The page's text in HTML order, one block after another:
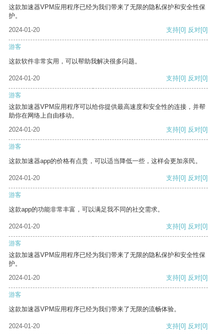
这款加速器VPM应用程序已经为我们带来了无限的隐私保护和安全性保
护。
2024-01-20
支持[0] 反对[0]
游客
这款软件非常实用，可以帮助我解决很多问题。
2024-01-20 支持[0] 反对[0]
游客
这款加速器VPM应用程序可以给你提供最高速度和安全性的连接，并帮
助你在网络上自由移动。
2024-01-20
支持[0] 反对[0]
游客
这款加速器app的价格有点贵，可以适当降低一些，这样会更加亲民。
2024-01-20 支持[0] 反对[0]
游客
这款app的功能非常丰富，可以满足我不同的社交需求。
2024-01-20 支持[0] 反对[0]
游客
这款加速器VPM应用程序已经为我们带来了无限的隐私保护和安全性保
护。
2024-01-20
支持[0] 反对[0]
游客
这款加速器VPM应用程序已经为我们带来了无限的流畅体验。
2024-01-20 支持[0] 反对[0]